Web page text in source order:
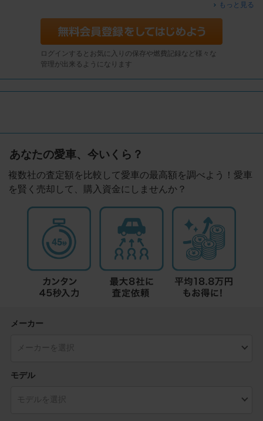
もっと見る
ログインするとお気に入りの保存や燃費記録など様々な
管理が出来るようになります
あなたの愛車、今いくら？
複数社の査定額を比較して愛車の最高額を調べよう！愛車
を賢く売却して、購入資金にしませんか？
メーカー
モデル